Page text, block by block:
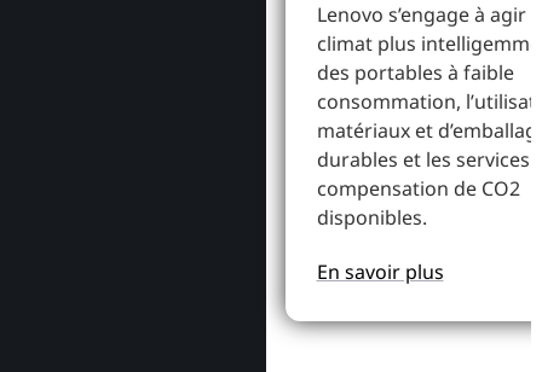
Lenovo s’engage à agir
climat plus
des portables à faible
consommation,
matériaux et
durables et les services
compensation de CO2
disponibles.
En savoir plus